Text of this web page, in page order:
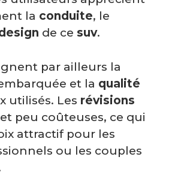
la conduite, le
de ce suv.
par ailleurs la
et la qualité
utilisés. Les révisions
peu coûteuses, ce qui
attractif pour les
ou les couples